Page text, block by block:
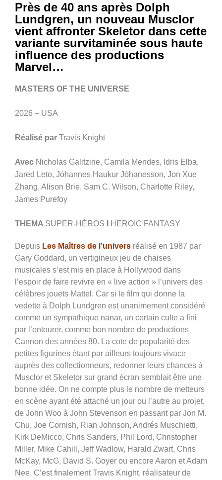
Près de 40 ans après Dolph
Lundgren, un nouveau Musclor
vient affronter Skeletor dans cette
variante survitaminée sous haute
influence des productions
Marvel…
MASTERS OF THE UNIVERSE
2026 – USA
Réalisé par Travis Knight
Avec Nicholas Galitzine, Camila Mendes, Idris Elba,
Jared Leto, Jóhannes Haukur Jóhanesson, Jon Xue
Zhang, Alison Brie, Sam C. Wilson, Charlotte Riley,
James Purefoy
THEMA SUPER-HÉROS HEROIC FANTASY
Depuis Les Maîtres de l’univers réalisé en 1987 par
Gary Goddard, un vertigineux jeu de chaises
musicales s’est mis en place à Hollywood dans
l’espoir de faire revivre en « live action » l’univers des
célèbres jouets Mattel. Car si le film qui donne la
vedette à Dolph Lundgren est unanimement considéré
comme un sympathique nanar, un certain culte a fini
par l’entourer, comme bon nombre de productions
Cannon des années 80. La cote de popularité des
petites figurines étant par ailleurs toujours vivace
auprès des collectionneurs, redonner leurs chances à
Musclor et Skeletor sur grand écran semblait être une
bonne idée. On ne compte plus le nombre de metteurs
en scène ayant été attaché un jour ou l’autre au projet,
de John Woo à John Stevenson en passant par Jon M.
Chu, Joe Cornish, Rian Johnson, Andrés Muschietti,
Kirk DeMicco, Chris Sanders, Phil Lord, Christopher
Miller, Mike Cahill, Jeff Wadlow, Harald Zwart, Chris
McKay, McG, David S. Goyer ou encore Aaron et Adam
Nee. C’est finalement Travis Knight, réalisateur de